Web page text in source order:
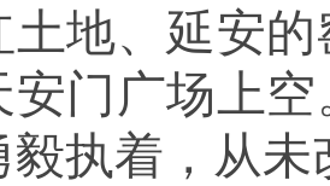
土地、延安
安门广场上
毅执着，从未